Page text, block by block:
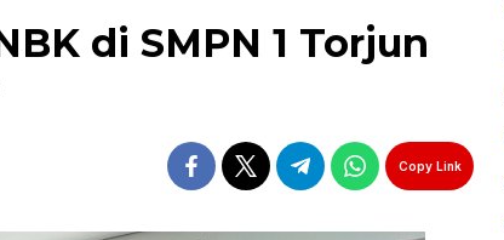
di SMPN 1 Torjun
Copy Link